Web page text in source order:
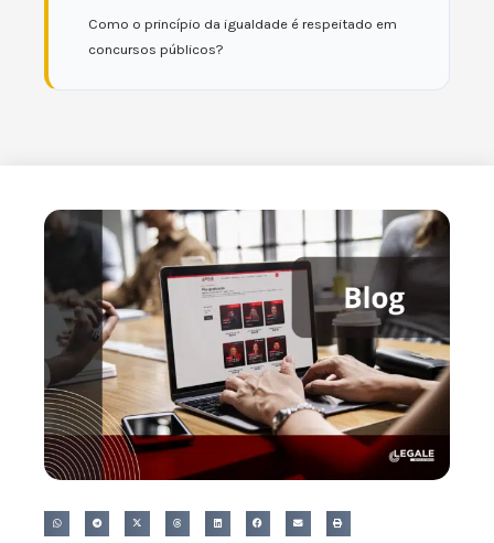
Como o princípio da igualdade é respeitado em
concursos públicos?